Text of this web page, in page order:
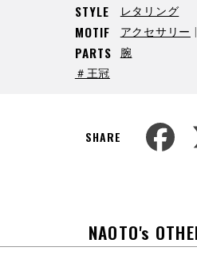
STYLE レタリング
MOTIF アクセサリー
PARTS
腕
＃王冠
SHARE
NAOTO's